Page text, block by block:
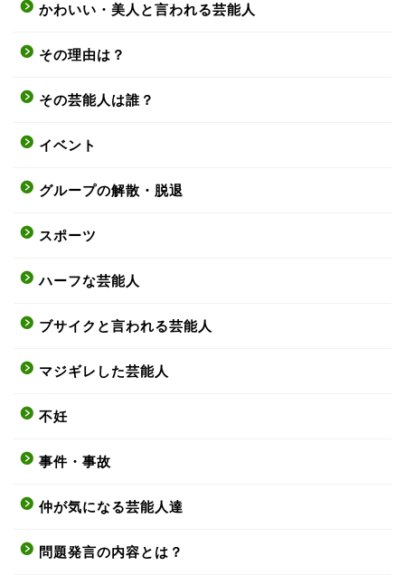
かわいい・美人と言われる芸能人
その理由は？
その芸能人は誰？
イベント
グループの解散・脱退
スポーツ
ハーフな芸能人
ブサイクと言われる芸能人
マジギレした芸能人
不妊
事件・事故
仲が気になる芸能人達
問題発言の内容とは？